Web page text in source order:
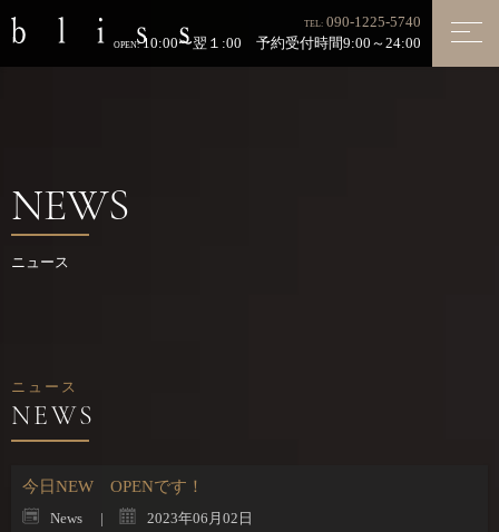
TEL: 090-1225-5740
OPEN:10:00〜翌１:00 予約受付時間9:00～24:00
NEWS
ニュース
ニュース
今日NEW OPENです！
News 2023年06月02日